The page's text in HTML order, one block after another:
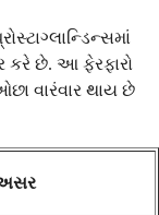
કરે છે. આ ફેરફારો
વારંવાર થાય છે